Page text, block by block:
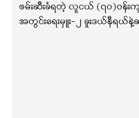
ဖမ်းဆီးခံရတဲ့ လူငယ် (၇၀)ဝန်းက
အတွင်းရေးမှူး-၂ ခူးဒယ်နီရယ်နဲ့